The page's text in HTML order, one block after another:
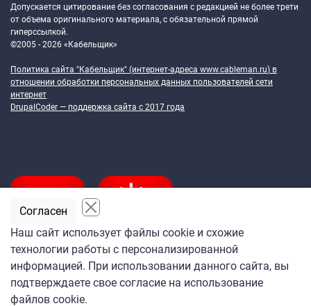
Допускается цитирование без согласования с редакцией не более трети
от объема оригинального материала, с обязательной прямой
гиперссылкой.
©2005 - 2026 «Кабельщик»
Политика сайта "Кабельщик" (интернет-адреса www.cableman.ru) в
отношении обработки персональных данных пользователей сети
интернет
DrupalCoder — поддержка сайта c 2017 года
Подпишитесь
на ежедневную рассылку
«Кабельщика»
Наш сайт использует файлы cookie и схожие
технологии работы с персонализированной
информацией. При использовании данного сайта, вы
подтверждаете свое согласие на использование
файлов cookie.
Согласен